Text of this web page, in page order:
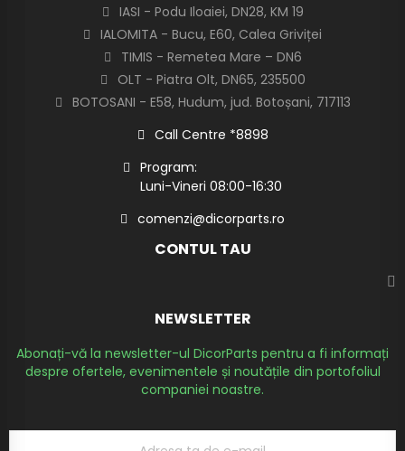
IASI - Podu Iloaiei, DN28, KM 19
IALOMITA - Bucu, E60, Calea Griviței
TIMIS - Remetea Mare – DN6
OLT - Piatra Olt, DN65, 235500
BOTOSANI - E58, Hudum, jud. Botoșani, 717113
Call Centre *8898
Program:
Luni-Vineri 08:00-16:30
comenzi@dicorparts.ro
CONTUL TAU
NEWSLETTER
Abonați-vă la newsletter-ul DicorParts pentru a fi informați
despre ofertele, evenimentele și noutățile din portofoliul
companiei noastre.